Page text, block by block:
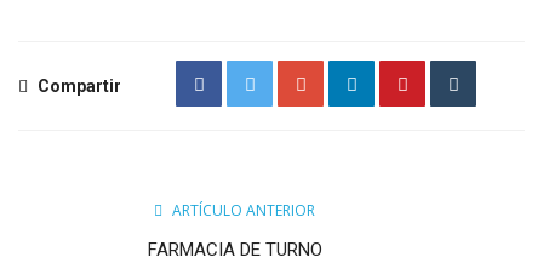
Compartir
ARTÍCULO ANTERIOR
FARMACIA DE TURNO